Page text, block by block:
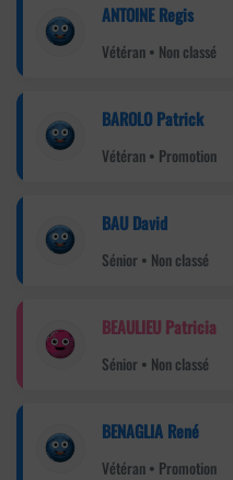
ANTOINE Regis
Vétéran • Non classé
BAROLO Patrick
Vétéran • Promotion
BAU David
Sénior • Non classé
BEAULIEU Patricia
Sénior • Non classé
BENAGLIA René
Vétéran • Promotion